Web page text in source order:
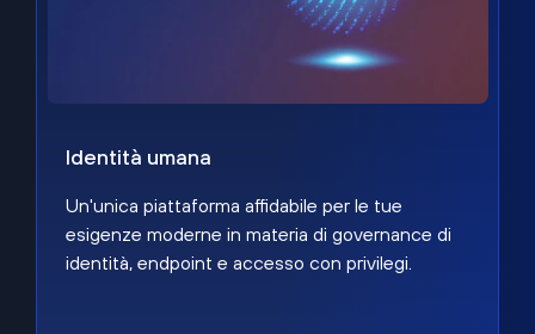
Identità umana
Un'unica piattaforma affidabile per le tue
esigenze moderne in materia di governance di
identità, endpoint e accesso con privilegi.